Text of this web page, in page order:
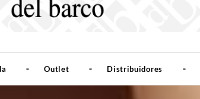
Outlet Distribuidores